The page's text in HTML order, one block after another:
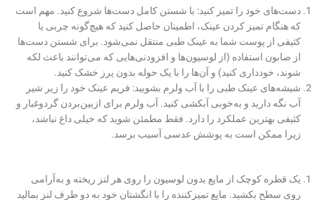
دست‌های خود را تمیز کنید: با شستن کامل دست‌ها شروع کنید. مهم است
که هنگام تمیز کردن عینک، اطمینان حاصل کنید که هیچ‌گونه چربی یا
کثیفی از پوست شما به عینک طبی منتقل نمی‌شود. برای شستن دست‌ها
از صابون استفاده (از لوسیون‌ها و افزودنی‌هایی که می‌توانند باعث لکه
شوند، خودداری کنید) و آن‌ها را با یک حوله بدون پرز خشک کنید.
شیشه‌های عینک طبی را با آب ولرم بشویید: فریم عینک خود را زیر شیر
آب نگه دارید و به‌خوبی آبکشی کنید. آب ولرم برای ازبین‌بردن گردوغبار و
کثیفی بهترین عملکرد را دارد. فقط مطمئن شوید که خیلی داغ نباشد،
زیرا ممکن است به پوشش عدسی آسیب برسد.
یک قطره کوچک از مایع بدون لوسیون را روی هر لنز ریخته و به‌آرامی
روی سطح بکشید. مایع تمیزکننده را با انگشتان خود به دو طرف لنز بمالید